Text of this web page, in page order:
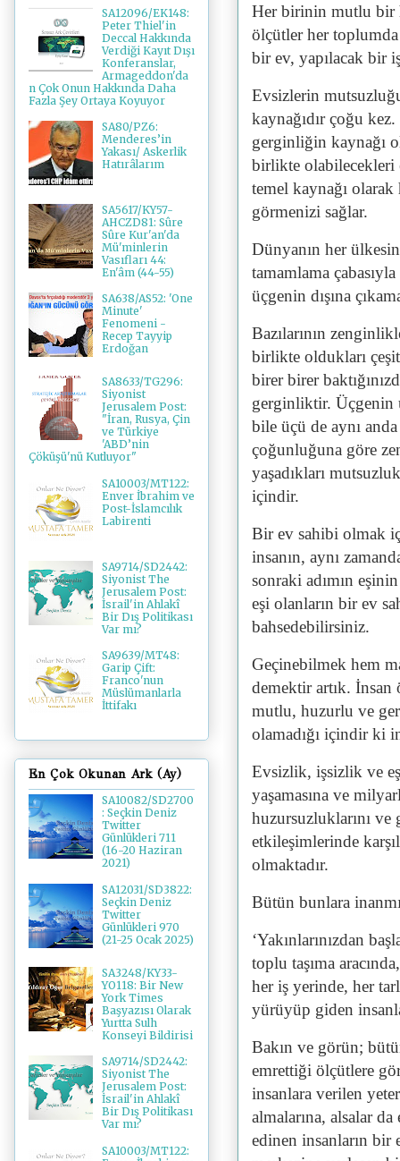
Her birinin mutlu bir
ölçütler her toplumda
bir ev, yapılacak bir
Evsizlerin
kaynağıdır çoğu
gerginliğin kaynağı
birlikte olabilecekleri
temel kaynağı olarak
görmenizi sağlar.
Dünyanın her
tamamlama
üçgenin dışına
Bazılarının
birlikte oldukları
birer birer
gerginliktir. Üçgenin
bile üçü de aynı
çoğunluğuna göre
yaşadıkları
içindir.
Bir ev sahibi olmak
insanın, aynı
sonraki adımın
eşi olanların bir ev
bahsedebilirsiniz.
Geçinebilmek hem
demektir artık.
mutlu, huzurlu ve
olamadığı içindir ki
Evsizlik, işsizlik ve
yaşamasına ve
huzursuzluklarını
etkileşimlerinde
olmaktadır.
Bütün bunlara
‘Yakınlarınızdan
toplu taşıma
her iş yerinde, her
yürüyüp giden
Bakın ve görün;
emrettiği ölçütlere
insanlara verilen
almalarına, alsalar
edinen insanların bir
SA12096/EK148:
Peter Thiel'in
Deccal Hakkında
Verdiği Kayıt Dışı
Konferanslar,
Armageddon'da
n Çok Onun Hakkında Daha
Fazla Şey Ortaya Koyuyor
SA80/PZ6:
Menderes’in
Yakası/ Askerlik
Hatırâlarım
SA5617/KY57-
AHCZD81: Sûre
Sûre Kur'an'da
Mü'minlerin
Vasıfları 44:
En'âm (44-55)
SA638/AS52: 'One
Minute'
Fenomeni -
Recep Tayyip
Erdoğan
SA8633/TG296:
Siyonist
Jerusalem Post:
"İran, Rusya, Çin
ve Türkiye
'ABD’nin
Çöküşü'nü Kutluyor"
SA10003/MT122:
Enver İbrahim ve
Post-İslamcılık
Labirenti
SA9714/SD2442:
Siyonist The
Jerusalem Post:
İsrail'in Ahlakî
Bir Dış Politikası
Var mı?
SA9639/MT48:
Garip Çift:
Franco'nun
Müslümanlarla
İttifakı
En Çok Okunan Ark (Ay)
SA10082/SD2700
: Seçkin Deniz
Twitter
Günlükleri 711
(16-20 Haziran
2021)
SA12031/SD3822:
Seçkin Deniz
Twitter
Günlükleri 970
(21-25 Ocak 2025)
SA3248/KY33-
YO118: Bir New
York Times
Başyazısı Olarak
Yurtta Sulh
Konseyi Bildirisi
SA9714/SD2442:
Siyonist The
Jerusalem Post:
İsrail'in Ahlakî
Bir Dış Politikası
Var mı?
SA10003/MT122: